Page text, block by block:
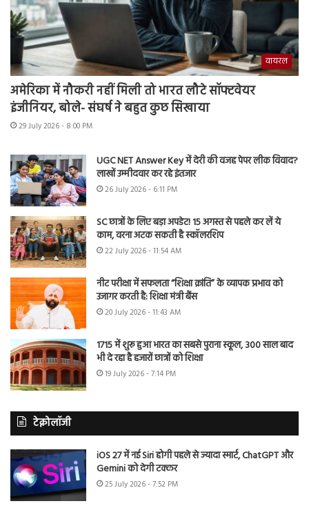
वायरल
अमेरिका में नौकरी नहीं मिली तो भारत लौटे सॉफ्टवेयर
इंजीनियर, बोले- संघर्ष ने बहुत कुछ सिखाया
29 July 2026 - 8:00 PM
UGC NET Answer Key में देरी की वजह पेपर लीक विवाद?
लाखों उम्मीदवार कर रहे इंतजार
26 July 2026 - 6:11 PM
SC छात्रों के लिए बड़ा अपडेट! 15 अगस्त से पहले कर लें ये
काम, वरना अटक सकती है स्कॉलरशिप
22 July 2026 - 11:54 AM
नीट परीक्षा में सफलता “शिक्षा क्रांति” के व्यापक प्रभाव को
उजागर करती है: शिक्षा मंत्री बैंस
20 July 2026 - 11:43 AM
1715 में शुरू हुआ भारत का सबसे पुराना स्कूल, 300 साल बाद
भी दे रहा है हजारों छात्रों को शिक्षा
19 July 2026 - 7:14 PM
टेक्नोलॉजी
iOS 27 में नई Siri होगी पहले से ज्यादा स्मार्ट, ChatGPT और
Gemini को देगी टक्कर
25 July 2026 - 7:52 PM